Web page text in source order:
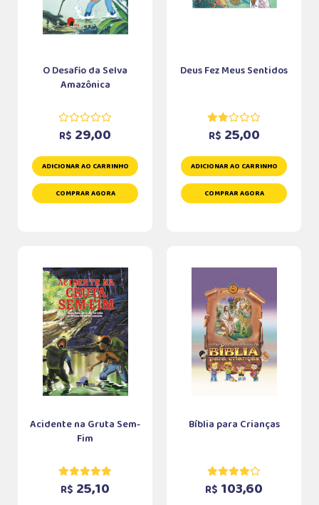
O Desafio da Selva
Amazônica
R$ 29,00
ADICIONAR AO CARRINHO
COMPRAR AGORA
Deus Fez Meus Sentidos
R$ 25,00
ADICIONAR AO CARRINHO
COMPRAR AGORA
Acidente na Gruta Sem-
Fim
R$ 25,10
Bíblia para Crianças
R$ 103,60